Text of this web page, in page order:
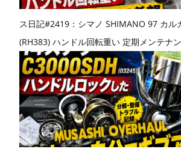
ス日記#2419：シマノ SHIMANO 97 カル
(RH383) ハンドル回転重い 定期メンテナ